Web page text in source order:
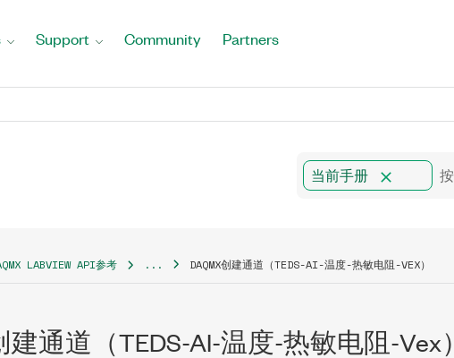
Support Community Partners
当前手册
LABVIEW API参考 ... DAQMX创建通道（TEDS-AI-温度-热敏电阻-VEX）
建通道（TEDS-AI-温度-热敏电阻-Vex）